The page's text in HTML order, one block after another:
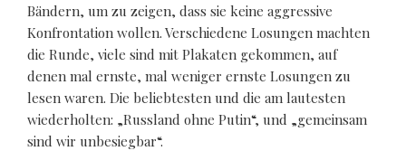
Bändern, um zu zeigen, dass sie keine aggressive
Konfrontation wollen. Verschiedene Losungen machten
die Runde, viele sind mit Plakaten gekommen, auf
denen mal ernste, mal weniger ernste Losungen zu
lesen waren. Die beliebtesten und die am lautesten
wiederholten: „Russland ohne Putin“, und „gemeinsam
sind wir unbesiegbar“.